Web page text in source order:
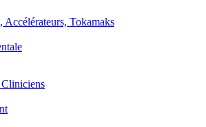
Tokamaks